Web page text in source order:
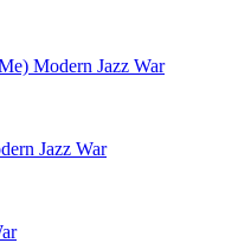
Modern Jazz War
Jazz War